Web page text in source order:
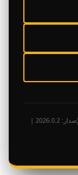
الحجم: ~1.2 جيجابايت | التوافق: ويندوز 10/11 (64 بت) | الإصدار: 2026.0.2 |